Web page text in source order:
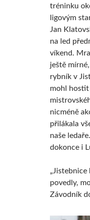
tréninku
ligovým
Jan
na led
víkend.
ještě
rybník v
mohl
nicméně
přilákala
naše
dokonce i
„Jistebnice
povedly,
Závodník